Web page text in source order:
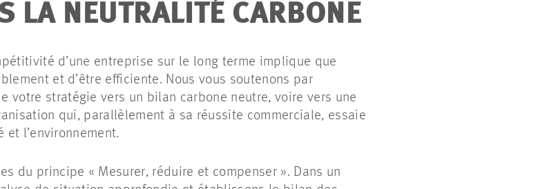
LA NEUTRALITÉ CARBONE
d’une entreprise sur le long terme implique que
et d’être efficiente. Nous vous soutenons par
votre stratégie vers un bilan carbone neutre, voire vers une
qui, parallèlement à sa réussite commerciale, essaie
et l’environnement.
du principe « Mesurer, réduire et compenser ». Dans un